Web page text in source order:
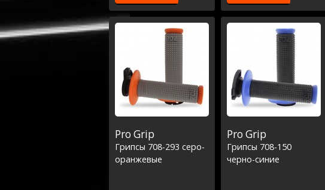
Pro Grip
Грипсы 708-293 серо-
оранжевые
Pro Grip
Грипсы 708-150
черно-синие